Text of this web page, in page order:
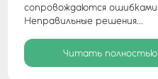
сопровождаются ошибками.
Неправильные решения...
Читать полностью